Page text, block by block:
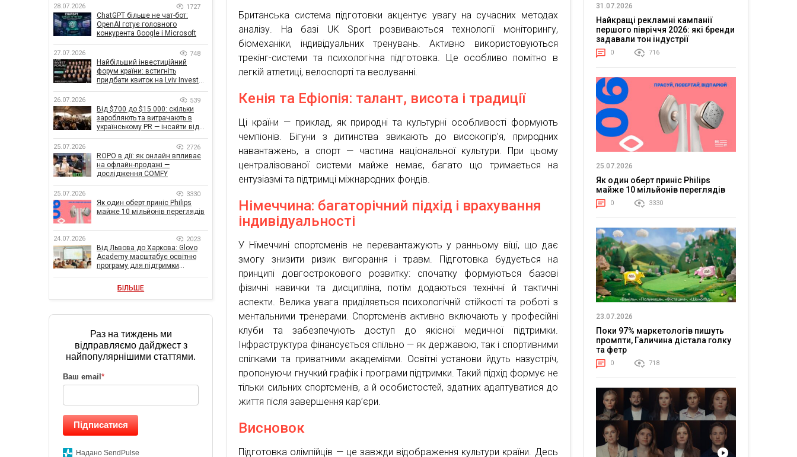
Британська система підготовки акцентує увагу на сучасних методах
аналізу. На базі UK Sport розвиваються технології моніторингу,
біомеханіки, індивідуальних тренувань. Активно використовуються
трекінг-системи та психологічна підготовка. Це особливо помітно в
легкій атлетиці, велоспорті та веслуванні.
Кенія та Ефіопія: талант, висота і традиції
Ці країни — приклад, як природні та культурні особливості формують
чемпіонів. Бігуни з дитинства звикають до високогір’я, природних
навантажень, а спорт — частина національної культури. При цьому
централізованої системи майже немає, багато що тримається на
ентузіазмі та підтримці міжнародних фондів.
Німеччина: багаторічний підхід і врахування
індивідуальності
У Німеччині спортсменів не перевантажують у ранньому віці, що дає
змогу знизити ризик вигорання і травм. Підготовка будується на
принципі довгострокового розвитку: спочатку формуються базові
фізичні навички та дисципліна, потім додаються технічні й тактичні
аспекти. Велика увага приділяється психологічній стійкості та роботі з
ментальними тренерами. Спортсменів активно включають у професійні
клуби та забезпечують доступ до якісної медичної підтримки.
Інфраструктура фінансується спільно — як державою, так і спортивними
спілками та приватними академіями. Освітні установи йдуть назустріч,
пропонуючи гнучкий графік і програми підтримки. Такий підхід формує не
тільки сильних спортсменів, а й особистостей, здатних адаптуватися до
життя після завершення кар’єри.
Висновок
Підготовка олімпійців — це завжди відображення культури країни. Десь
28.07.2026 1727
ChatGPT більше не чат-бот:
OpenAI готує головного
конкурента Google і Microsoft
27.07.2026 748
Найбільший інвестиційний
форум країни: встигніть
придбати квиток на Lviv Invest
26.07.2026 539
Від $700 до $15 000: скільки
заробляють та витрачають в
українському PR — інсайти від
25.07.2026 2726
ROPO в дії: як онлайн впливає
на офлайн-продажі —
дослідження COMFY
25.07.2026 3330
Як один оберт приніс Philips
майже 10 мільйонів переглядів
24.07.2026 2023
Від Львова до Харкова: Glovo
Academy масштабує освітню
програму для підтримки
БІЛЬШЕ
Раз на тиждень ми
відправляємо дайджест з
найпопулярнішими статтями.
Ваш email *
Підписатися
Надано SendPulse
31.07.2026
Найкращі рекламні кампанії
першого півріччя 2026: які бренди
задавали тон індустрії
0 716
25.07.2026
Як один оберт приніс Philips
майже 10 мільйонів переглядів
0 3330
23.07.2026
Поки 97% маркетологів пишуть
промпти, Галичина дістала голку
та фетр
0 718